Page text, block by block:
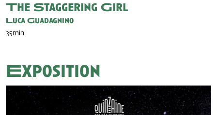
The Staggering Girl
Luca Guadagnino
35min
Exposition